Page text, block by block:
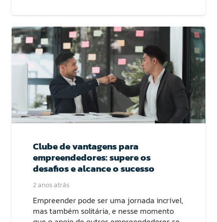
Clube de vantagens para
empreendedores: supere os
desafios e alcance o sucesso
2 anos atrás
Empreender pode ser uma jornada incrível,
mas também solitária, e nesse momento